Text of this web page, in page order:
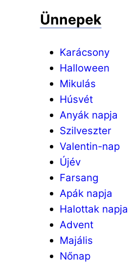
Ünnepek
Karácsony
Halloween
Mikulás
Húsvét
Anyák napja
Szilveszter
Valentin-nap
Újév
Farsang
Apák napja
Halottak napja
Advent
Majális
Nőnap